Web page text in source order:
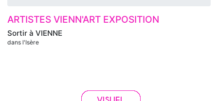
Sortir à VIENNE
dans l'Isère
ARTISTES VIENN'ART EXPOSITION